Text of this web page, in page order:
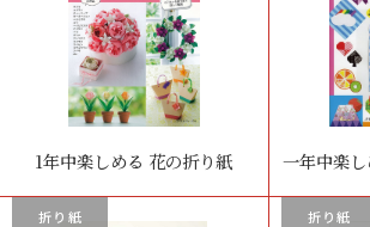
1年中楽しめる 花の折り紙 一年中楽
折り紙 折り紙